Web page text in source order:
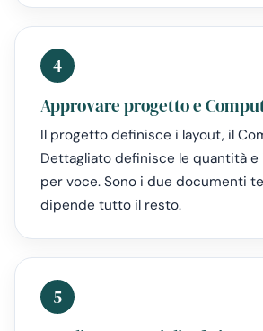
4
Approvare progetto e
Il progetto definisce i layout, il
Dettagliato definisce le quantità
per voce. Sono i due documenti
dipende tutto il resto.
5